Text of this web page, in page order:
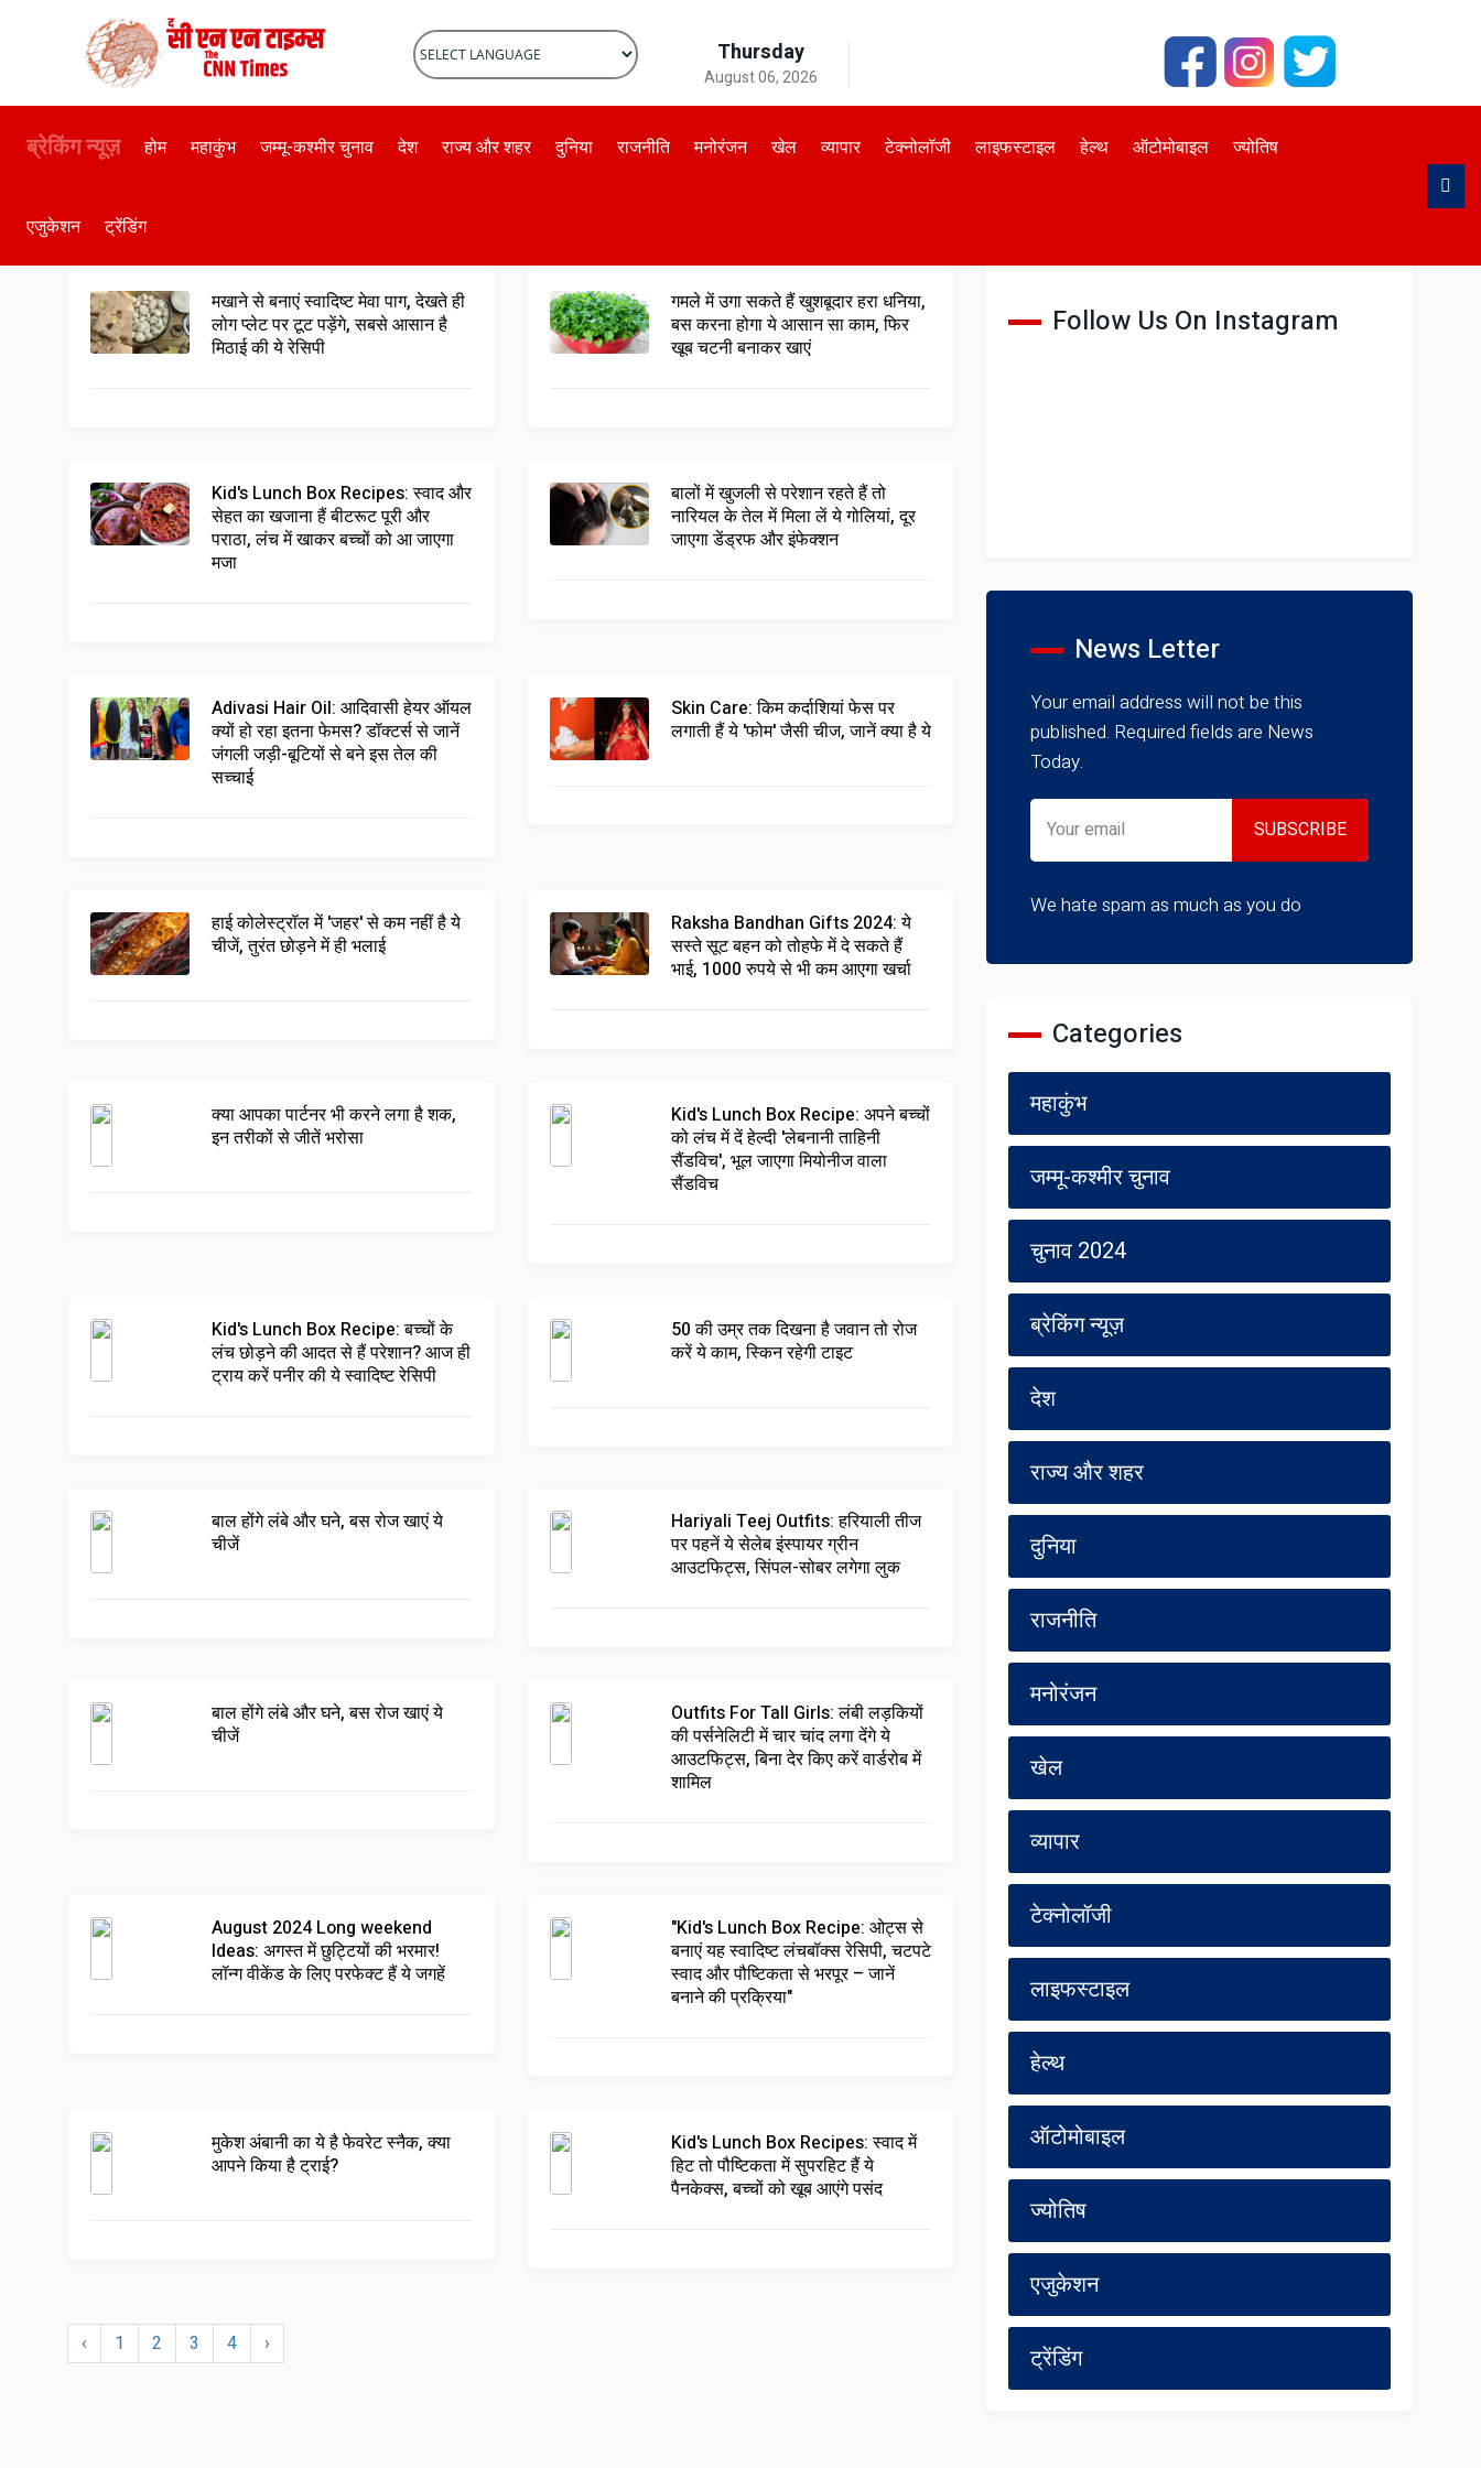
Thursday
August 06, 2026
ब्रेकिंग न्यूज़ होम महाकुंभ जम्मू-कश्मीर चुनाव देश राज्य और शहर दुनिया राजनीति मनोरंजन खेल व्यापार टेक्नोलॉजी लाइफस्टाइल हेल्थ ऑटोमोबाइल ज्योतिष
एजुकेशन ट्रेंडिंग
लाइफस्टाइल
मखाने से बनाएं स्वादिष्ट मेवा पाग, देखते ही
लोग प्लेट पर टूट पड़ेंगे, सबसे आसान है
मिठाई की ये रेसिपी
गमले में उगा सकते हैं खुशबूदार हरा धनिया,
बस करना होगा ये आसान सा काम, फिर
खूब चटनी बनाकर खाएं
Kid's Lunch Box Recipes: स्वाद और
सेहत का खजाना हैं बीटरूट पूरी और
पराठा, लंच में खाकर बच्चों को आ जाएगा
मजा
बालों में खुजली से परेशान रहते हैं तो
नारियल के तेल में मिला लें ये गोलियां, दूर
जाएगा डेंड्रफ और इंफेक्शन
Adivasi Hair Oil: आदिवासी हेयर ऑयल
क्यों हो रहा इतना फेमस? डॉक्टर्स से जानें
जंगली जड़ी-बूटियों से बने इस तेल की
सच्चाई
Skin Care: किम कर्दाशियां फेस पर
लगाती हैं ये 'फोम' जैसी चीज, जानें क्या है ये
हाई कोलेस्ट्रॉल में 'जहर' से कम नहीं है ये
चीजें, तुरंत छोड़ने में ही भलाई
Raksha Bandhan Gifts 2024: ये
सस्ते सूट बहन को तोहफे में दे सकते हैं
भाई, 1000 रुपये से भी कम आएगा खर्चा
क्या आपका पार्टनर भी करने लगा है शक,
इन तरीकों से जीतें भरोसा
Kid's Lunch Box Recipe: अपने बच्चों
को लंच में दें हेल्दी 'लेबनानी ताहिनी
सैंडविच', भूल जाएगा मियोनीज वाला
सैंडविच
Kid's Lunch Box Recipe: बच्चों के
लंच छोड़ने की आदत से हैं परेशान? आज ही
ट्राय करें पनीर की ये स्वादिष्ट रेसिपी
50 की उम्र तक दिखना है जवान तो रोज
करें ये काम, स्किन रहेगी टाइट
बाल होंगे लंबे और घने, बस रोज खाएं ये
चीजें
Hariyali Teej Outfits: हरियाली तीज
पर पहनें ये सेलेब इंस्पायर ग्रीन
आउटफिट्स, सिंपल-सोबर लगेगा लुक
बाल होंगे लंबे और घने, बस रोज खाएं ये
चीजें
Outfits For Tall Girls: लंबी लड़कियों
की पर्सनेलिटी में चार चांद लगा देंगे ये
आउटफिट्स, बिना देर किए करें वार्डरोब में
शामिल
August 2024 Long weekend
Ideas: अगस्त में छुट्टियों की भरमार!
लॉन्ग वीकेंड के लिए परफेक्ट हैं ये जगहें
"Kid's Lunch Box Recipe: ओट्स से
बनाएं यह स्वादिष्ट लंचबॉक्स रेसिपी, चटपटे
स्वाद और पौष्टिकता से भरपूर – जानें
बनाने की प्रक्रिया"
मुकेश अंबानी का ये है फेवरेट स्नैक, क्या
आपने किया है ट्राई?
Kid's Lunch Box Recipes: स्वाद में
हिट तो पौष्टिकता में सुपरहिट हैं ये
पैनकेक्स, बच्चों को खूब आएंगे पसंद
‹ 1 2 3 4 ›
Follow Us On Instagram
News Letter
Your email address will not be this
published. Required fields are News
Today.
We hate spam as much as you do
Categories
महाकुंभ
जम्मू-कश्मीर चुनाव
चुनाव 2024
ब्रेकिंग न्यूज़
देश
राज्य और शहर
दुनिया
राजनीति
मनोरंजन
खेल
व्यापार
टेक्नोलॉजी
लाइफस्टाइल
हेल्थ
ऑटोमोबाइल
ज्योतिष
एजुकेशन
ट्रेंडिंग